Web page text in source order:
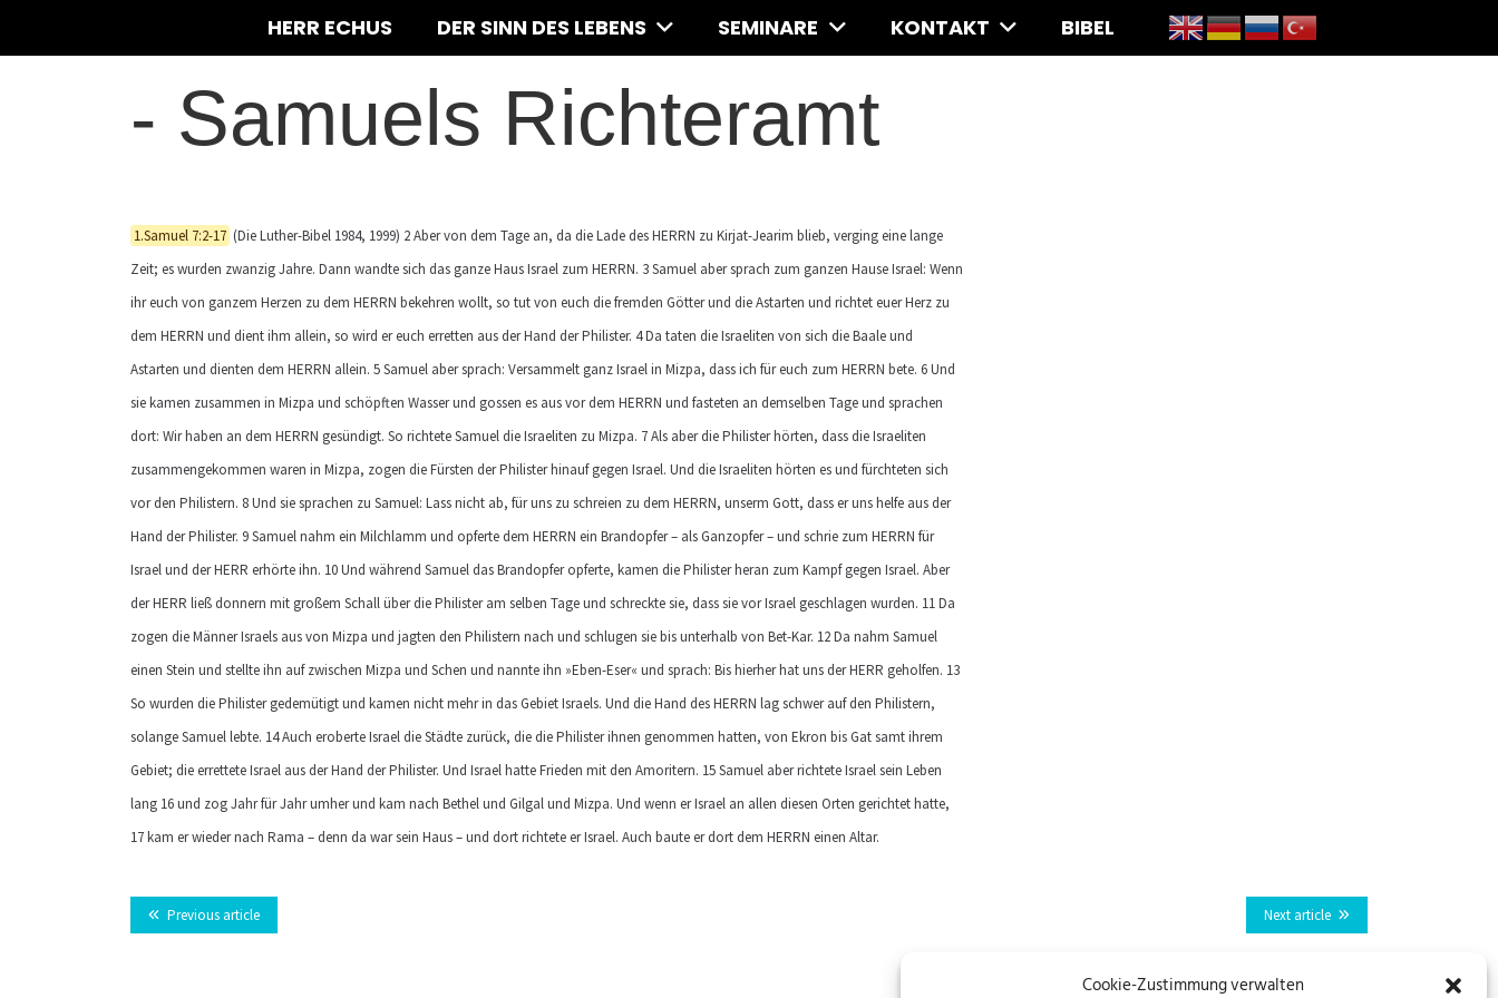
Cookie-Zustimmung verwalten
HERR ECHUS DER SINN DES LEBENS SEMINARE KONTAKT BIBEL
- Samuels Richteramt
1.Samuel 7:2-17 (Die Luther-Bibel 1984, 1999) 2 Aber von dem Tage an, da die Lade des HERRN zu Kirjat-Jearim blieb, verging eine lange
Zeit; es wurden zwanzig Jahre. Dann wandte sich das ganze Haus Israel zum HERRN. 3 Samuel aber sprach zum ganzen Hause Israel: Wenn
ihr euch von ganzem Herzen zu dem HERRN bekehren wollt, so tut von euch die fremden Götter und die Astarten und richtet euer Herz zu
dem HERRN und dient ihm allein, so wird er euch erretten aus der Hand der Philister. 4 Da taten die Israeliten von sich die Baale und
Astarten und dienten dem HERRN allein. 5 Samuel aber sprach: Versammelt ganz Israel in Mizpa, dass ich für euch zum HERRN bete. 6 Und
sie kamen zusammen in Mizpa und schöpften Wasser und gossen es aus vor dem HERRN und fasteten an demselben Tage und sprachen
dort: Wir haben an dem HERRN gesündigt. So richtete Samuel die Israeliten zu Mizpa. 7 Als aber die Philister hörten, dass die Israeliten
zusammengekommen waren in Mizpa, zogen die Fürsten der Philister hinauf gegen Israel. Und die Israeliten hörten es und fürchteten sich
vor den Philistern. 8 Und sie sprachen zu Samuel: Lass nicht ab, für uns zu schreien zu dem HERRN, unserm Gott, dass er uns helfe aus der
Hand der Philister. 9 Samuel nahm ein Milchlamm und opferte dem HERRN ein Brandopfer – als Ganzopfer – und schrie zum HERRN für
Israel und der HERR erhörte ihn. 10 Und während Samuel das Brandopfer opferte, kamen die Philister heran zum Kampf gegen Israel. Aber
der HERR ließ donnern mit großem Schall über die Philister am selben Tage und schreckte sie, dass sie vor Israel geschlagen wurden. 11 Da
zogen die Männer Israels aus von Mizpa und jagten den Philistern nach und schlugen sie bis unterhalb von Bet-Kar. 12 Da nahm Samuel
einen Stein und stellte ihn auf zwischen Mizpa und Schen und nannte ihn »Eben-Eser« und sprach: Bis hierher hat uns der HERR geholfen. 13
So wurden die Philister gedemütigt und kamen nicht mehr in das Gebiet Israels. Und die Hand des HERRN lag schwer auf den Philistern,
solange Samuel lebte. 14 Auch eroberte Israel die Städte zurück, die die Philister ihnen genommen hatten, von Ekron bis Gat samt ihrem
Gebiet; die errettete Israel aus der Hand der Philister. Und Israel hatte Frieden mit den Amoritern. 15 Samuel aber richtete Israel sein Leben
lang 16 und zog Jahr für Jahr umher und kam nach Bethel und Gilgal und Mizpa. Und wenn er Israel an allen diesen Orten gerichtet hatte,
17 kam er wieder nach Rama – denn da war sein Haus – und dort richtete er Israel. Auch baute er dort dem HERRN einen Altar.
Next article
Previous article